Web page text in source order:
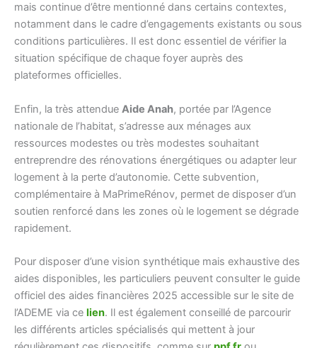
mais continue d’être mentionné dans certains contextes,
notamment dans le cadre d’engagements existants ou sous
conditions particulières. Il est donc essentiel de vérifier la
situation spécifique de chaque foyer auprès des
plateformes officielles.
Enfin, la très attendue Aide Anah, portée par l’Agence
nationale de l’habitat, s’adresse aux ménages aux
ressources modestes ou très modestes souhaitant
entreprendre des rénovations énergétiques ou adapter leur
logement à la perte d’autonomie. Cette subvention,
complémentaire à MaPrimeRénov, permet de disposer d’un
soutien renforcé dans les zones où le logement se dégrade
rapidement.
Pour disposer d’une vision synthétique mais exhaustive des
aides disponibles, les particuliers peuvent consulter le guide
officiel des aides financières 2025 accessible sur le site de
l’ADEME via ce lien. Il est également conseillé de parcourir
les différents articles spécialisés qui mettent à jour